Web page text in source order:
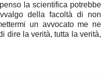
la scientifica potrebbe
della facoltà di non
un avvocato me ne
dire la verità, tutta la verità,